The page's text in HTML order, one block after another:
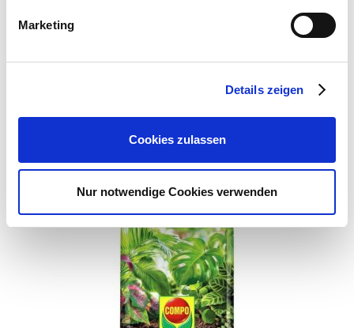
Marketing
Details zeigen
Cookies zulassen
Nur notwendige Cookies verwenden
53721 Siegburg
E-Mail: info@as-garten.de
Zubehör Produkte